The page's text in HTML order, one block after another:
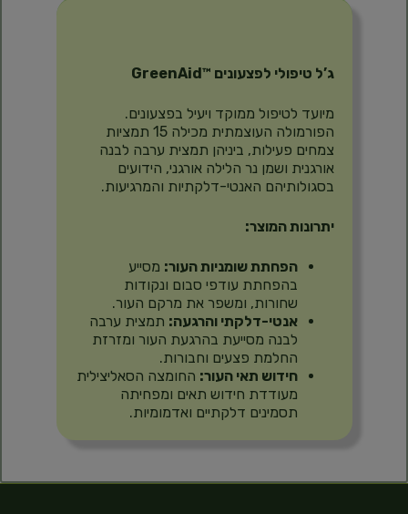
ג’ל טיפולי לפצעונים ™GreenAid
מיועד לטיפול ממוקד ויעיל בפצעונים.
הפורמולה העוצמתית מכילה 15 תמציות
צמחים פעילות, ביניהן תמצית ערבה לבנה
אורגנית ושמן נר הלילה אורגני, הידועים
בסגולותיהם האנטי-דלקתיות והמרגיעות.
יתרונות המוצר:
הפחתת שומניות העור: מסייע
בהפחתת עודפי סבום ונקודות
שחורות, ומשפר את מרקם העור.
אנטי-דלקתי והרגעה: תמצית ערבה
לבנה מסייעת בהרגעת העור ומזרזת
החלמת פצעים וחבורות.
חידוש תאי העור: החומצה הסאליצילית
מעודדת חידוש תאים ומפחיתה
תסמינים דלקתיים ואדמומיות.